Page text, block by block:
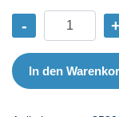
CA
Vecton
LD
10W-
- +
In den